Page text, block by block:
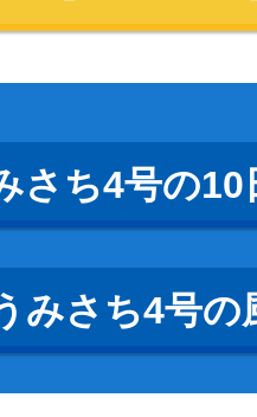
さち4号の10
みさち4号の